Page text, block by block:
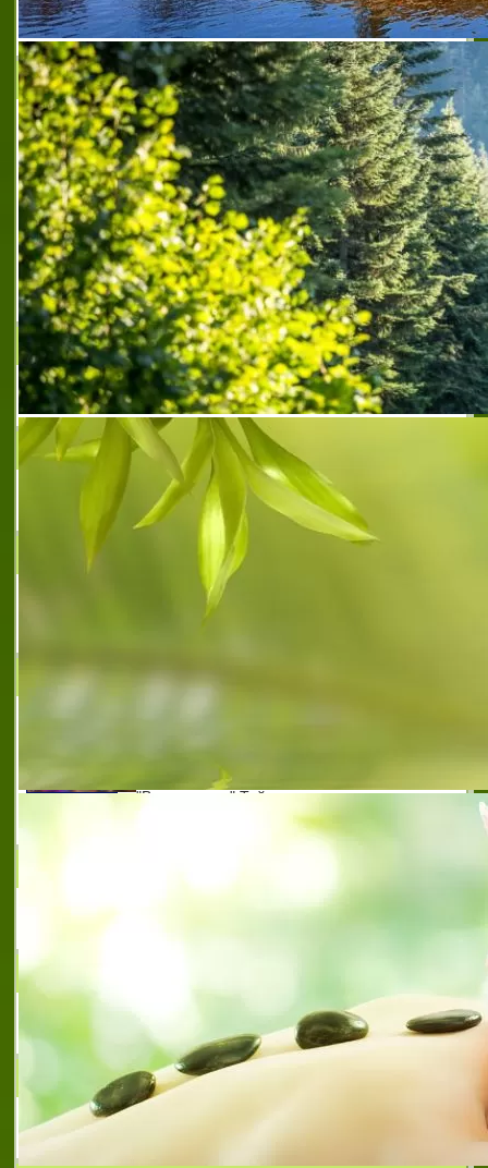
стоки за дома
ЯЗОН ООД
ЯЗОН ООД е създадена през 1998 година
със седалище град Варна.
Специализирана фирма, занимаваща се с
внос, търговия и дистрибуция на
електроинсталационни материали,
кабели, осветителни тела
търговия,търговия,кабели,внос,осветление,
електроапаратура,електроинсталационни
материали,дистрибуция
АЛМО ТРАНС ООД
Внос на перилни и почистващи препарати
ЛИНИЯ ООД
Хигиенни системи и консумативи
M&G - PAC LTD.
търговия с домашни консумативи и
промишлени стоки
МОЛ СОФИЯ
намиращ се в централната част на
София, на ъгъла на бул. "Александър
Стамболийски" и ул. "Опълченска", район
"Възраждане".Той е вторият модерен
търговски център в Бълга
СЕЛЕКТА ЕС
Селектирай пътя към успеха!